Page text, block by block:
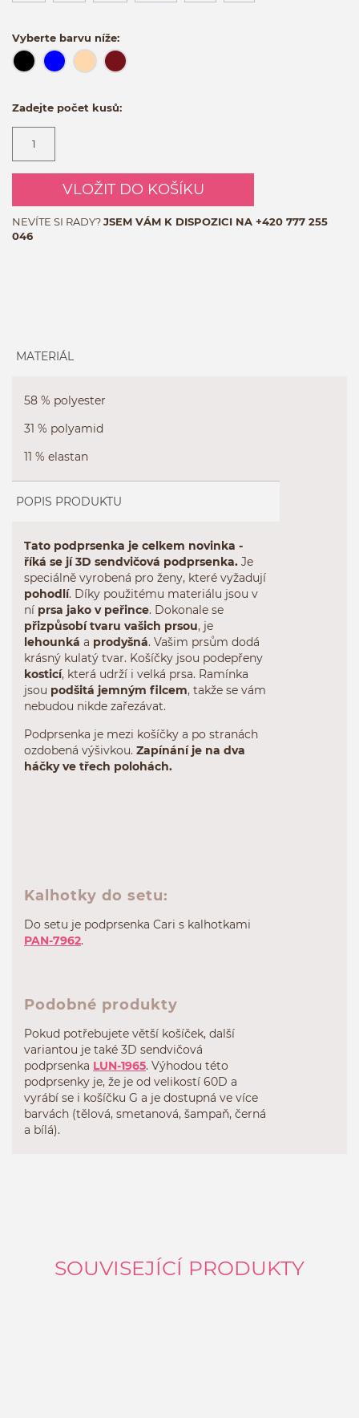
Vyberte barvu níže:
Zadejte počet kusů:
VLOŽIT DO KOŠÍKU
NEVÍTE SI RADY?JSEM VÁM K DISPOZICI NA +420 777 255
046
MATERIÁL
58 % polyester
31 % polyamid
11 % elastan
POPIS PRODUKTU
Tato podprsenka je celkem novinka -
říká se jí 3D sendvičová podprsenka. Je
speciálně vyrobená pro ženy, které vyžadují
pohodlí. Díky použitému materiálu jsou v
ní prsa jako v peřince. Dokonale se
přizpůsobí tvaru vašich prsou, je
lehounká a prodyšná. Vašim prsům dodá
krásný kulatý tvar. Košíčky jsou podepřeny
kosticí, která udrží i velká prsa. Ramínka
jsou podšitá jemným filcem, takže se vám
nebudou nikde zařezávat.
Podprsenka je mezi košíčky a po stranách
ozdobená výšivkou. Zapínání je na dva
háčky ve třech polohách.
Kalhotky do setu:
Do setu je podprsenka Cari s kalhotkami
PAN-7962.
Podobné produkty
Pokud potřebujete větší košíček, další
variantou je také 3D sendvičová
podprsenka LUN-1965. Výhodou této
podprsenky je, že je od velikostí 60D a
vyrábí se i košíčku G a je dostupná ve více
barvách (tělová, smetanová, šampaň, černá
a bílá).
SOUVISEJÍCÍ PRODUKTY